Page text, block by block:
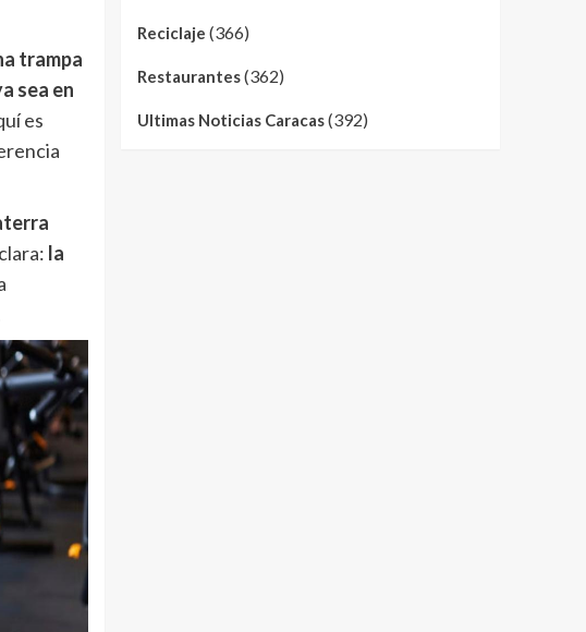
trampa
sea en
es
la
Reciclaje (366)
Restaurantes(362)
Ultimas Noticias Caracas(392)